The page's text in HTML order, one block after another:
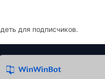
для подписчиков.